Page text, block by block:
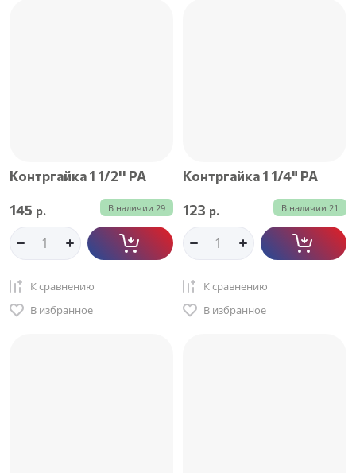
Контргайка 1 1/2'' РА
В наличии 29
145 р.
К сравнению
В избранное
Контргайка 1 1/4" РА
В наличии 21
123 р.
К сравнению
В избранное